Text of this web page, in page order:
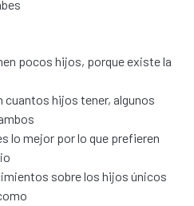
pocos hijos, porque existe la
cuantos hijos tener, algunos
lo mejor por lo que prefieren
sobre los hijos únicos